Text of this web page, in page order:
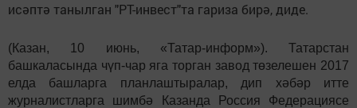
исәптә танылган "РТ-инвест"та гариза бирә, диде.
(Казан, 10 июнь, «Татар-информ»). Татарстан
башкаласында чүп-чар яга торган завод төзелешен 2017
елда башларга планлаштыралар, дип хәбәр итте
журналистларга шимбә Казанда Россия Федерациясе